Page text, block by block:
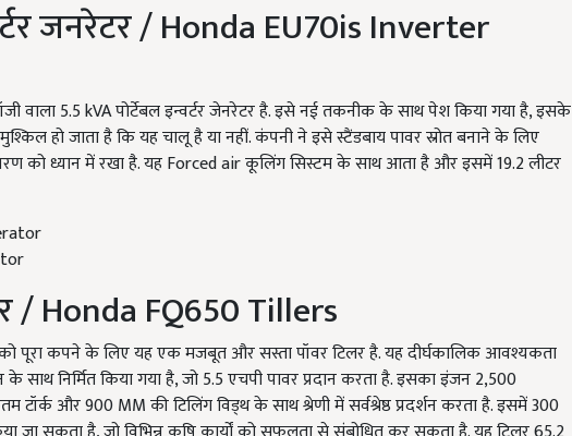
जनरेटर/ Honda EU70is Inverter
वाला 5.5 kVA पोर्टेबल इन्वर्टर जेनरेटर है. इसे नई तकनीक के साथ पेश किया गया है, इसके
हो जाता है कि यह चालू है या नहीं. कंपनी ने इसे स्टैंडबाय पावर स्रोत बनाने के लिए
को ध्यान में रखा है. यह Forced air कूलिंग सिस्टम के साथ आता है और इसमें 19.2 लीटर
/ Honda FQ650 Tillers
को पूरा कपने के लिए यह एक मजबूत और सस्ता पॉवर टिलर है. यह दीर्घकालिक आवश्यकता
साथ निर्मित किया गया है, जो 5.5 एचपी पावर प्रदान करता है. इसका इंजन 2,500
और 900 MM की टिलिंग विड्थ के साथ श्रेणी में सर्वश्रेष्ठ प्रदर्शन करता है. इसमें 300